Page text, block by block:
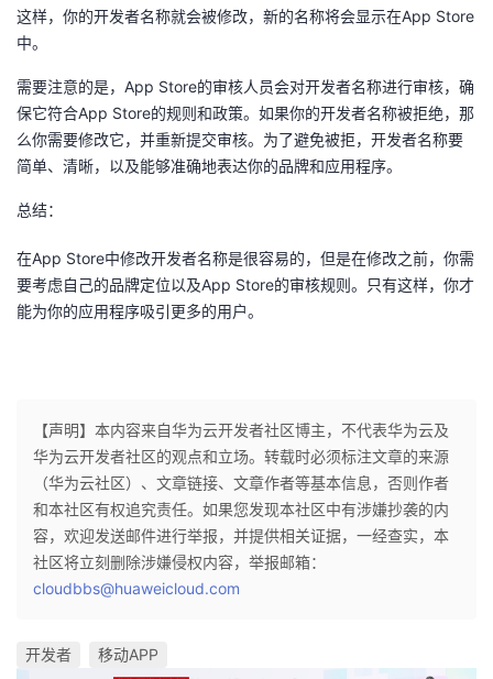
这样，你的开发者名称就会被修改，新的名称将会显示在App Store
中。
需要注意的是，App Store的审核人员会对开发者名称进行审核，确
保它符合App Store的规则和政策。如果你的开发者名称被拒绝，那
么你需要修改它，并重新提交审核。为了避免被拒，开发者名称要
简单、清晰，以及能够准确地表达你的品牌和应用程序。
总结：
在App Store中修改开发者名称是很容易的，但是在修改之前，你需
要考虑自己的品牌定位以及App Store的审核规则。只有这样，你才
能为你的应用程序吸引更多的用户。
【声明】本内容来自华为云开发者社区博主，不代表华为云及
华为云开发者社区的观点和立场。转载时必须标注文章的来源
（华为云社区）、文章链接、文章作者等基本信息，否则作者
和本社区有权追究责任。如果您发现本社区中有涉嫌抄袭的内
容，欢迎发送邮件进行举报，并提供相关证据，一经查实，本
社区将立刻删除涉嫌侵权内容，举报邮箱：
cloudbbs@huaweicloud.com
开发者 移动APP